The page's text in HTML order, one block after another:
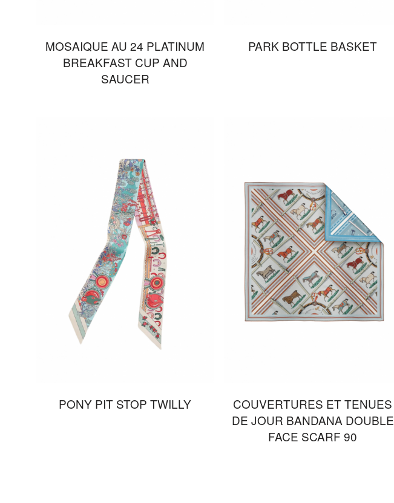
MOSAIQUE AU 24 PLATINUM
BREAKFAST CUP AND
SAUCER
PARK BOTTLE BASKET
PONY PIT STOP TWILLY
COUVERTURES ET TENUES
DE JOUR BANDANA DOUBLE
FACE SCARF 90